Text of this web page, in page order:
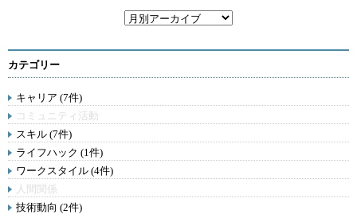
カテゴリー
キャリア (7件)
コミュニティ活動
スキル (7件)
ライフハック (1件)
ワークスタイル (4件)
人間関係
技術動向 (2件)